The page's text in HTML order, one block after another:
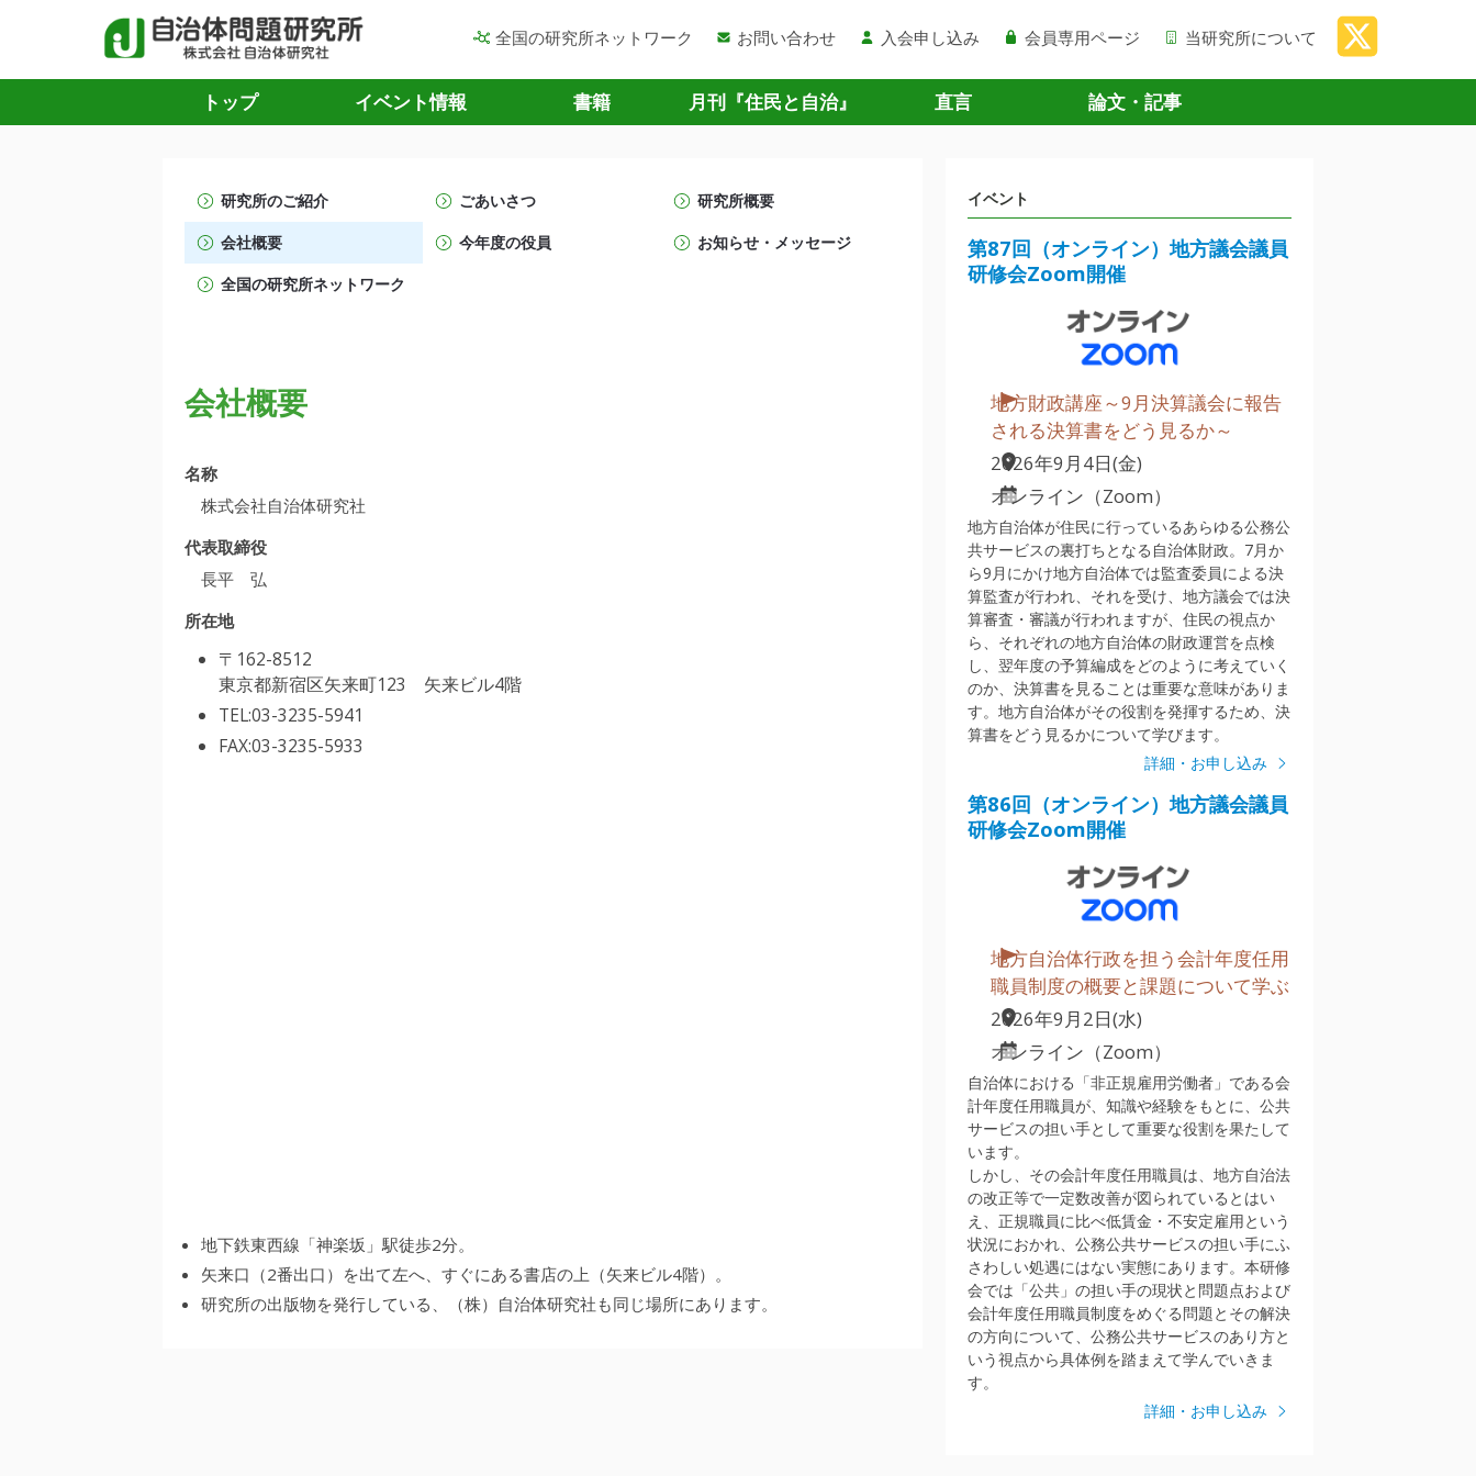
全国の研究所ネットワーク お問い合わせ 入会申し込み 会員専用ページ 当研究所について
トップ イベント情報 書籍 月刊『住民と自治』 直言 論文・記事
研究所のご紹介 ごあいさつ
研究所概要
会社概要
今年度の役員
お知らせ・メッセージ
全国の研究所ネットワーク
会社概要
名称
株式会社自治体研究社
代表取締役
長平 弘
所在地
〒162-8512
東京都新宿区矢来町123 矢来ビル4階
TEL:03-3235-5941
FAX:03-3235-5933
地下鉄東西線「神楽坂」駅徒歩2分。
矢来口（2番出口）を出て左へ、すぐにある書店の上（矢来ビル4階）。
研究所の出版物を発行している、（株）自治体研究社も同じ場所にあります。
イベント
第87回（オンライン）地方議会議員
研修会Zoom開催
地方財政講座～9月決算議会に報告
される決算書をどう見るか～
2026年9月4日(金)
オンライン（Zoom）
地方自治体が住民に行っているあらゆる公務公
共サービスの裏打ちとなる自治体財政。7月か
ら9月にかけ地方自治体では監査委員による決
算監査が行われ、それを受け、地方議会では決
算審査・審議が行われますが、住民の視点か
ら、それぞれの地方自治体の財政運営を点検
し、翌年度の予算編成をどのように考えていく
のか、決算書を見ることは重要な意味がありま
す。地方自治体がその役割を発揮するため、決
算書をどう見るかについて学びます。
詳細・お申し込み
第86回（オンライン）地方議会議員
研修会Zoom開催
地方自治体行政を担う会計年度任用
職員制度の概要と課題について学ぶ
2026年9月2日(水)
オンライン（Zoom）
自治体における「非正規雇用労働者」である会
計年度任用職員が、知識や経験をもとに、公共
サービスの担い手として重要な役割を果たして
います。
しかし、その会計年度任用職員は、地方自治法
の改正等で一定数改善が図られているとはい
え、正規職員に比べ低賃金・不安定雇用という
状況におかれ、公務公共サービスの担い手にふ
さわしい処遇にはない実態にあります。本研修
会では「公共」の担い手の現状と問題点および
会計年度任用職員制度をめぐる問題とその解決
の方向について、公務公共サービスのあり方と
いう視点から具体例を踏まえて学んでいきま
す。
詳細・お申し込み